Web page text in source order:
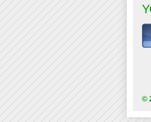
©